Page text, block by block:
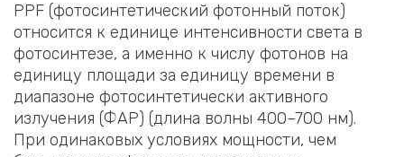
PPF (фотосинтетический фотонный поток)
относится к единице интенсивности света в
фотосинтезе, а именно к числу фотонов на
единицу площади за единицу времени в
диапазоне фотосинтетически активного
излучения (ФАР) (длина волны 400–700 нм).
При одинаковых условиях мощности, чем